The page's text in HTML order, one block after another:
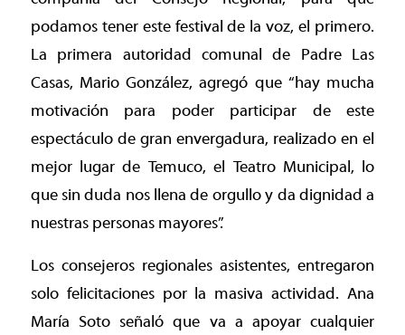
podamos tener este festival de la voz, el primero.
La primera autoridad comunal de Padre Las
Casas, Mario González, agregó que “hay mucha
motivación para poder participar de este
espectáculo de gran envergadura, realizado en el
mejor lugar de Temuco, el Teatro Municipal, lo
que sin duda nos llena de orgullo y da dignidad a
nuestras personas mayores”.
Los consejeros regionales asistentes, entregaron
solo felicitaciones por la masiva actividad. Ana
María Soto señaló que va a apoyar cualquier